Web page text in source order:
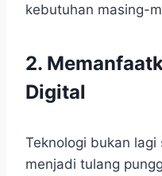
kebutuhan masing-
2.
Digital
Teknologi bukan
menjadi tulang